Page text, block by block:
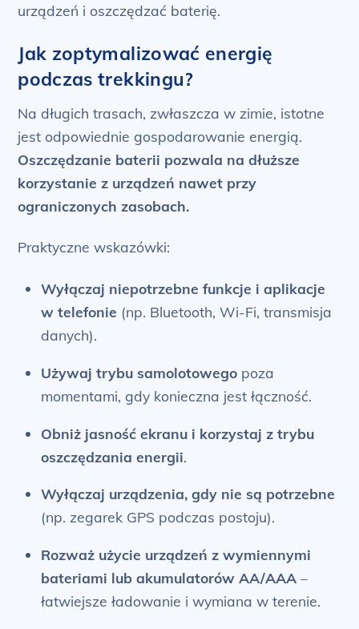
urządzeń i oszczędzać baterię.
Jak zoptymalizować energię
podczas trekkingu?
Na długich trasach, zwłaszcza w zimie, istotne
jest odpowiednie gospodarowanie energią.
Oszczędzanie baterii pozwala na dłuższe
korzystanie z urządzeń nawet przy
ograniczonych zasobach.
Praktyczne wskazówki:
Wyłączaj niepotrzebne funkcje i aplikacje
w telefonie (np. Bluetooth, Wi-Fi, transmisja
danych).
Używaj trybu samolotowegopoza
momentami, gdy konieczna jest łączność.
Obniż jasność ekranu i korzystaj z trybu
oszczędzania energii.
Wyłączaj urządzenia, gdy nie są potrzebne
(np. zegarek GPS podczas postoju).
Rozważ użycie urządzeń z wymiennymi
bateriami lub akumulatorów AA/AAA–
łatwiejsze ładowanie i wymiana w terenie.